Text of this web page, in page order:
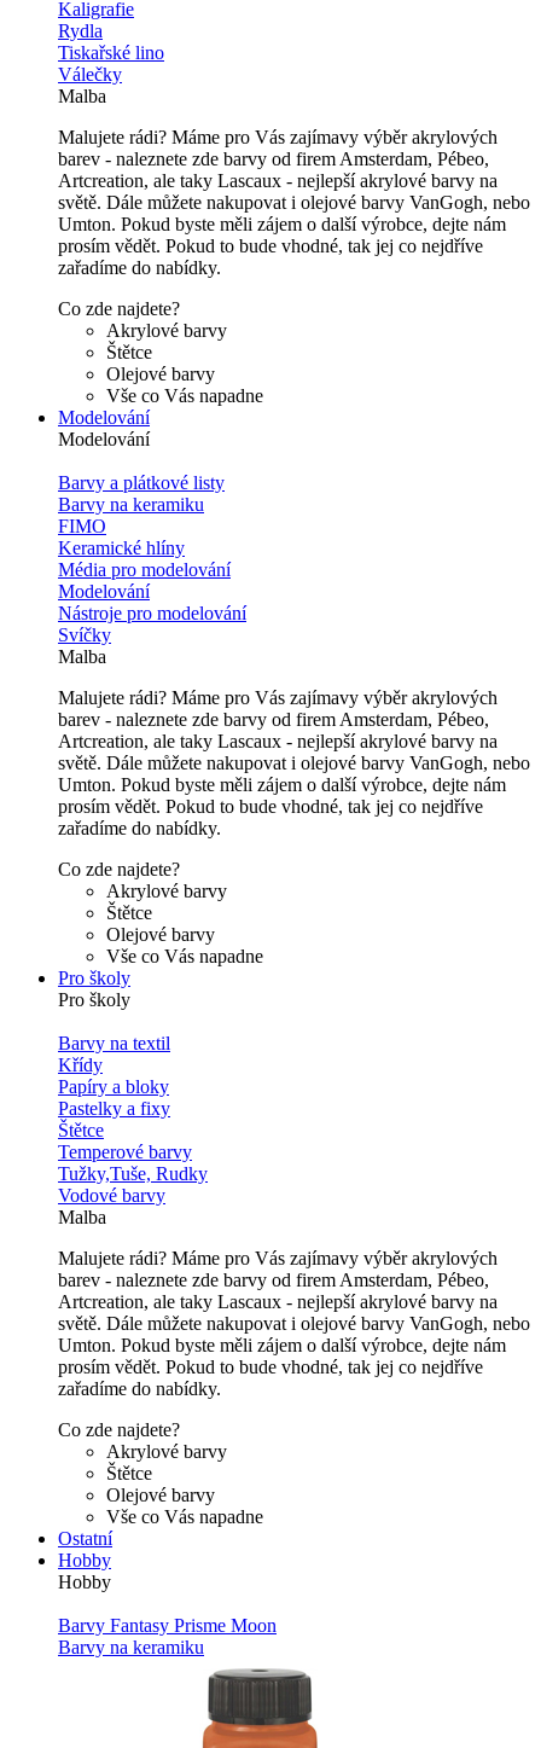
Kaligrafie
Rydla
Tiskařské lino
Válečky
Malba
Malujete rádi? Máme pro Vás zajímavy výběr akrylových
barev - naleznete zde barvy od firem Amsterdam, Pébeo,
Artcreation, ale taky Lascaux - nejlepší akrylové barvy na
světě. Dále můžete nakupovat i olejové barvy VanGogh, nebo
Umton. Pokud byste měli zájem o další výrobce, dejte nám
prosím vědět. Pokud to bude vhodné, tak jej co nejdříve
zařadíme do nabídky.
Co zde najdete?
Akrylové barvy
Štětce
Olejové barvy
Vše co Vás napadne
Modelování
Modelování
Barvy a plátkové listy
Barvy na keramiku
FIMO
Keramické hlíny
Média pro modelování
Modelování
Nástroje pro modelování
Svíčky
Malba
Malujete rádi? Máme pro Vás zajímavy výběr akrylových
barev - naleznete zde barvy od firem Amsterdam, Pébeo,
Artcreation, ale taky Lascaux - nejlepší akrylové barvy na
světě. Dále můžete nakupovat i olejové barvy VanGogh, nebo
Umton. Pokud byste měli zájem o další výrobce, dejte nám
prosím vědět. Pokud to bude vhodné, tak jej co nejdříve
zařadíme do nabídky.
Co zde najdete?
Akrylové barvy
Štětce
Olejové barvy
Vše co Vás napadne
Pro školy
Pro školy
Barvy na textil
Křídy
Papíry a bloky
Pastelky a fixy
Štětce
Temperové barvy
Tužky,Tuše, Rudky
Vodové barvy
Malba
Malujete rádi? Máme pro Vás zajímavy výběr akrylových
barev - naleznete zde barvy od firem Amsterdam, Pébeo,
Artcreation, ale taky Lascaux - nejlepší akrylové barvy na
světě. Dále můžete nakupovat i olejové barvy VanGogh, nebo
Umton. Pokud byste měli zájem o další výrobce, dejte nám
prosím vědět. Pokud to bude vhodné, tak jej co nejdříve
zařadíme do nabídky.
Co zde najdete?
Akrylové barvy
Štětce
Olejové barvy
Vše co Vás napadne
Ostatní
Hobby
Hobby
Barvy Fantasy Prisme Moon
Barvy na keramiku